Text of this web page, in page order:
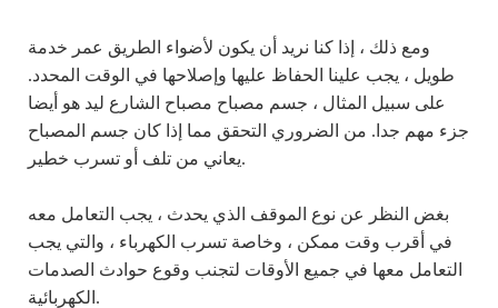
ومع ذلك ، إذا كنا نريد أن يكون لأضواء الطريق عمر خدمة
طويل ، يجب علينا الحفاظ عليها وإصلاحها في الوقت المحدد.
على سبيل المثال ، جسم مصباح مصباح الشارع ليد هو أيضا
جزء مهم جدا. من الضروري التحقق مما إذا كان جسم المصباح
يعاني من تلف أو تسرب خطير.
بغض النظر عن نوع الموقف الذي يحدث ، يجب التعامل معه
في أقرب وقت ممكن ، وخاصة تسرب الكهرباء ، والتي يجب
التعامل معها في جميع الأوقات لتجنب وقوع حوادث الصدمات
الكهربائية.